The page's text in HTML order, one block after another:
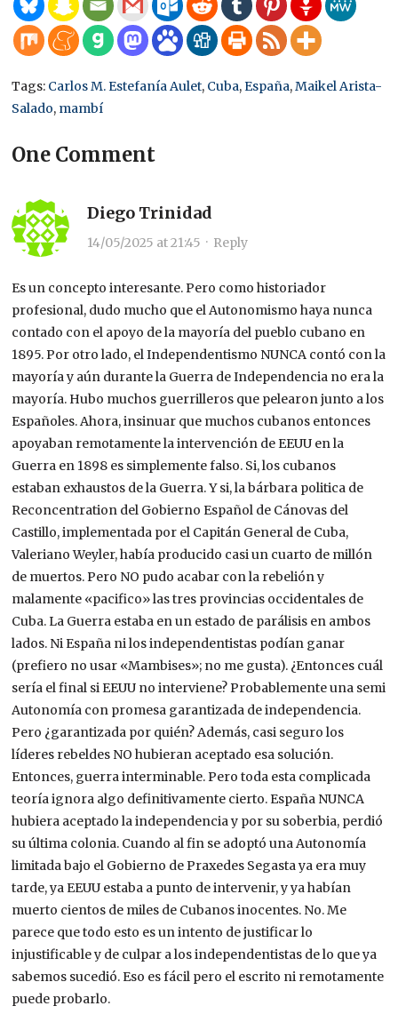
Tags: Carlos M. Estefanía Aulet, Cuba,España,Maikel Arista-
Salado, mambí
One Comment
Diego Trinidad
14/05/2025 at 21:45 · Reply
Es un concepto interesante. Pero como historiador
profesional, dudo mucho que el Autonomismo haya nunca
contado con el apoyo de la mayoría del pueblo cubano en
1895. Por otro lado, el Independentismo NUNCA contó con la
mayoría y aún durante la Guerra de Independencia no era la
mayoría. Hubo muchos guerrilleros que pelearon junto a los
Españoles. Ahora, insinuar que muchos cubanos entonces
apoyaban remotamente la intervención de EEUU en la
Guerra en 1898 es simplemente falso. Si, los cubanos
estaban exhaustos de la Guerra. Y si, la bárbara politica de
Reconcentration del Gobierno Español de Cánovas del
Castillo, implementada por el Capitán General de Cuba,
Valeriano Weyler, había producido casi un cuarto de millón
de muertos. Pero NO pudo acabar con la rebelión y
malamente «pacifico» las tres provincias occidentales de
Cuba. La Guerra estaba en un estado de parálisis en ambos
lados. Ni España ni los independentistas podían ganar
(prefiero no usar «Mambises»; no me gusta). ¿Entonces cuál
sería el final si EEUU no interviene? Probablemente una semi
Autonomía con promesa garantizada de independencia.
Pero ¿garantizada por quién? Además, casi seguro los
líderes rebeldes NO hubieran aceptado esa solución.
Entonces, guerra interminable. Pero toda esta complicada
teoría ignora algo definitivamente cierto. España NUNCA
hubiera aceptado la independencia y por su soberbia, perdió
su última colonia. Cuando al fin se adoptó una Autonomía
limitada bajo el Gobierno de Praxedes Segasta ya era muy
tarde, ya EEUU estaba a punto de intervenir, y ya habían
muerto cientos de miles de Cubanos inocentes. No. Me
parece que todo esto es un intento de justificar lo
injustificable y de culpar a los independentistas de lo que ya
sabemos sucedió. Eso es fácil pero el escrito ni remotamente
puede probarlo.